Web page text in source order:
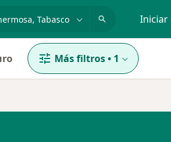
Iniciar
Más filtros• 1